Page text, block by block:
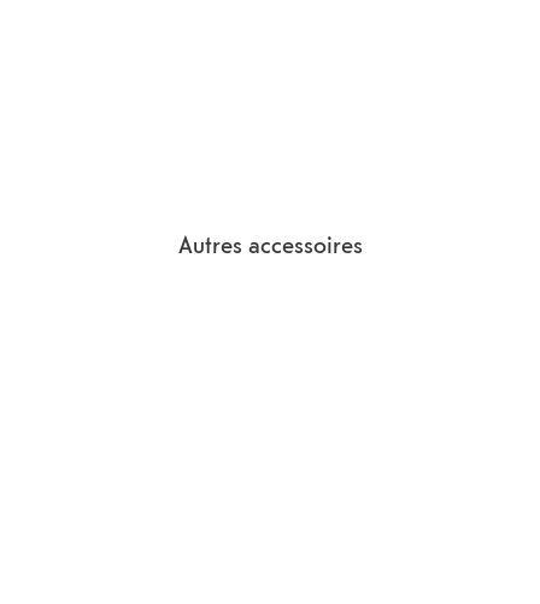
Autres accessoires